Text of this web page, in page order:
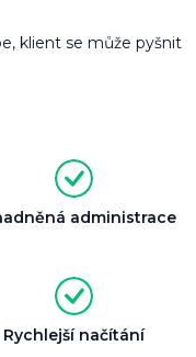
klient se může pyšnit
administrace
Rychlejší načítání